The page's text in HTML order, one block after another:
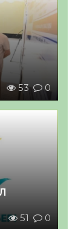
53 0
51 0